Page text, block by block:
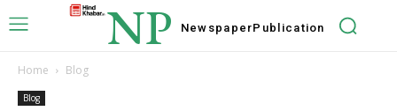
NP NewspaperPublication
Home Blog
Blog